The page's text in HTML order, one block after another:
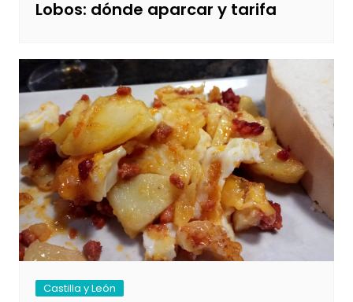
Lobos: dónde aparcar y tarifa
Castilla y León